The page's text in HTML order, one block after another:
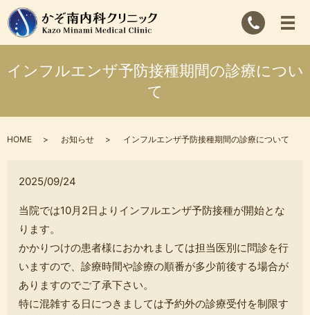
インフルエンザ予防接種期間の診療につい
て
HOME お知らせ インフルエンザ予防接種期間の診療について
2025/09/24
当院では10月2日よりインフルエンザ予防接種が開始とな
ります。
かかりつけの患者様におかれましては担当医別に問診を行
いますので、診療時間や診療の順番が多少前後する場合が
ありますのでご了承下さい。
特に混雑する日につきましては予約外の診療受付を制限す